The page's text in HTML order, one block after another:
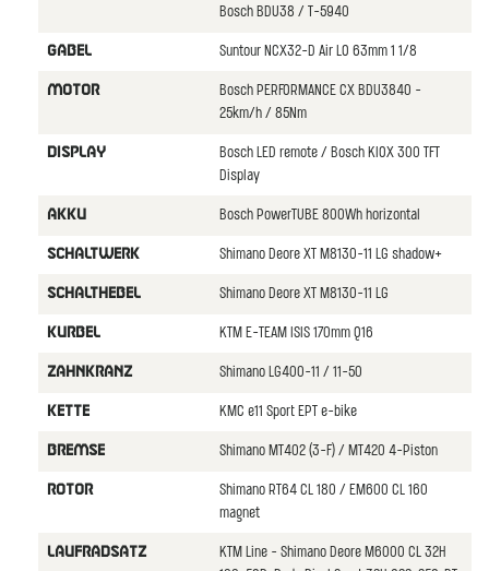
Bosch BDU38 / T-5940
GABEL Suntour NCX32-D Air LO 63mm 1 1/8
MOTOR
Bosch PERFORMANCE CX BDU3840 -
25km/h / 85Nm
DISPLAY
Bosch LED remote / Bosch KIOX 300 TFT
Display
AKKU Bosch PowerTUBE 800Wh horizontal
SCHALTWERK Shimano Deore XT M8130-11 LG shadow+
SCHALTHEBEL Shimano Deore XT M8130-11 LG
KURBEL KTM E-TEAM ISIS 170mm Q16
ZAHNKRANZ Shimano LG400-11 / 11-50
KETTE KMC e11 Sport EPT e-bike
BREMSE Shimano MT402 (3-F) / MT420 4-Piston
ROTOR
Shimano RT64 CL 180 / EM600 CL 160
magnet
LAUFRADSATZ
KTM Line - Shimano Deore M6000 CL 32H